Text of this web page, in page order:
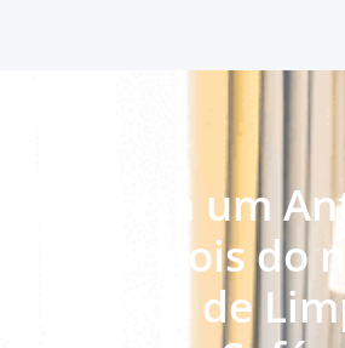
Veja um
Depois do
serviço de